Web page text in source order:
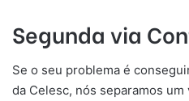
Segunda via
Se o seu problema é
da Celesc, nós separamos